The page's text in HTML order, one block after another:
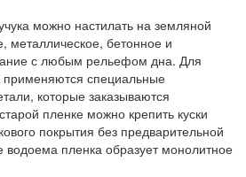
можно настилать на земляной
металлическое, бетонное и
с любым рельефом дна. Для
специальные
которые заказываются
пленке можно крепить куски
покрытия без предварительной
водоема пленка образует монолитное